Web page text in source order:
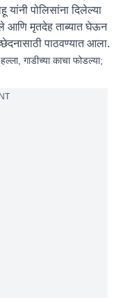
पोलिसांना दिलेल्या
आणि मृतदेह ताब्यात घेऊन
पाठवण्यात आला.
गाडीच्या काचा फोडल्या;